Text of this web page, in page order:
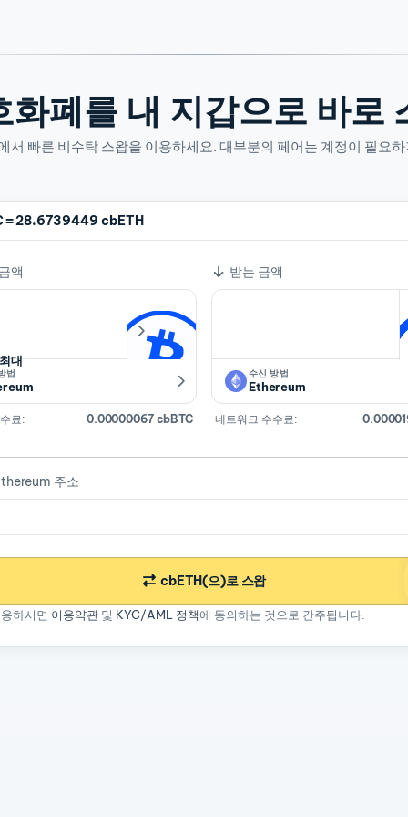
화폐를 내 지갑으로 바로
서 빠른 비수탁 스왑을 이용하세요. 대부분의 페어는 계정이 필요
=28.6739449 cbETH
액
대
법
료: 0.00000067 cbBTC
받는 금액
수신 방법
Ethereum
네트워크 수수료:
주소
cbETH(으)로 스왑
하시면 이용약관및 KYC/AML 정책에 동의하는 것으로 간주됩니다.